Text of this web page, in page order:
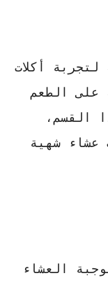
أكلات
على الطعم
القسم،
عشاء شهية
العشاء